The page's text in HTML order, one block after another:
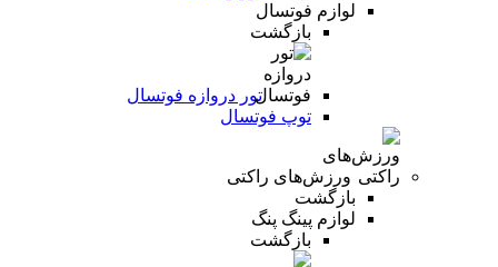
لوازم فوتسال
بازگشت
تور دروازه فوتسال
توپ فوتسال
ورزش‌های راکتی
بازگشت
لوازم پینگ پنگ
بازگشت